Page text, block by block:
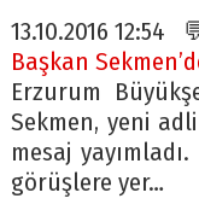
13.10.2016 12:54
Başkan
Erzurum
Sekmen, yeni
mesaj
görüşlere yer…